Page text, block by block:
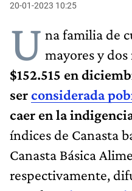
20-01-2023 10:25
U na familia de
mayores y
$152.515 en
serconsiderada
caer en la
índices de Canasta
Canasta Básica
respectivamente,